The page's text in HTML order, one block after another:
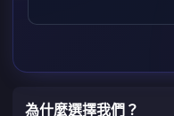
為什麼選擇我們？